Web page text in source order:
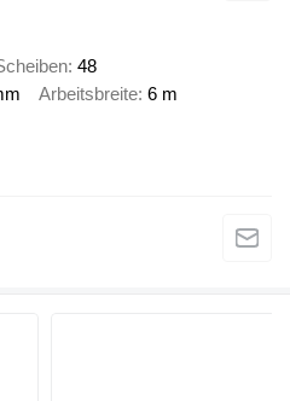
48
Arbeitsbreite 6 m